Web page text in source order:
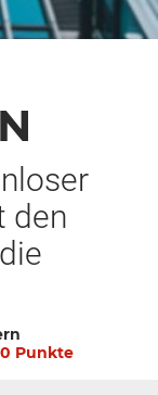
den
Punkte